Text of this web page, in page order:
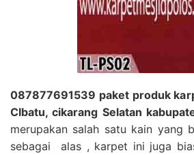
087877691539 paket produk
CIbatu, cikarang Selatan
merupakan salah satu kain yang
sebagai alas , karpet ini juga